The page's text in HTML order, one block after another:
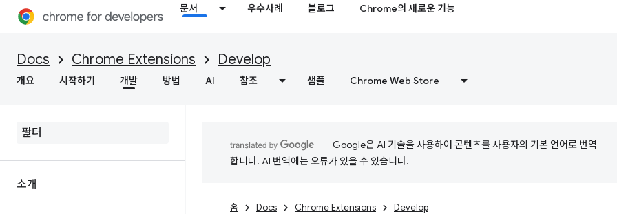
문서 우수사례 블로그 Chrome의 새로운 기능
Docs Chrome Extensions Develop
개요 시작하기 개발 방법 AI 참조 샘플 Chrome Web Store
소개
Google은 AI 기술을 사용하여 콘텐츠를 사용자의 기본 언어로 번역
합니다. AI 번역에는 오류가 있을 수 있습니다.
홈 Docs Chrome Extensions Develop